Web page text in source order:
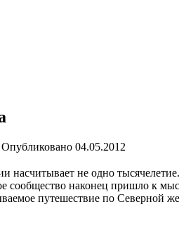
Опубликовано 04.05.2012
насчитывает не одно
сообщество наконец пришло к
путешествие по Северной